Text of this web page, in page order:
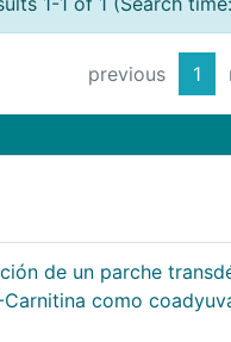
previous 1
de un parche
como